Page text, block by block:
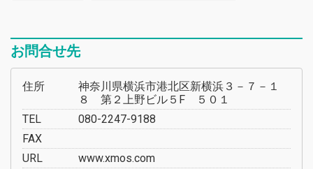
お問合せ先
住所
神奈川県横浜市港北区新横浜３－７－１
８ 第２上野ビル５F ５０１
TEL
080-2247-9188
FAX
URL
www.xmos.com